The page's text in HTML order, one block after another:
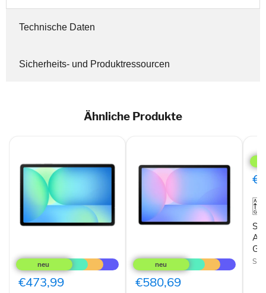
Technische Daten
Sicherheits- und Produktressourcen
Ähnliche Produkte
Galaxy
Tab
S10
FE
€473,99
Galaxy
Tab
S10
FE
€580,69
Tab
A11
LTE
+